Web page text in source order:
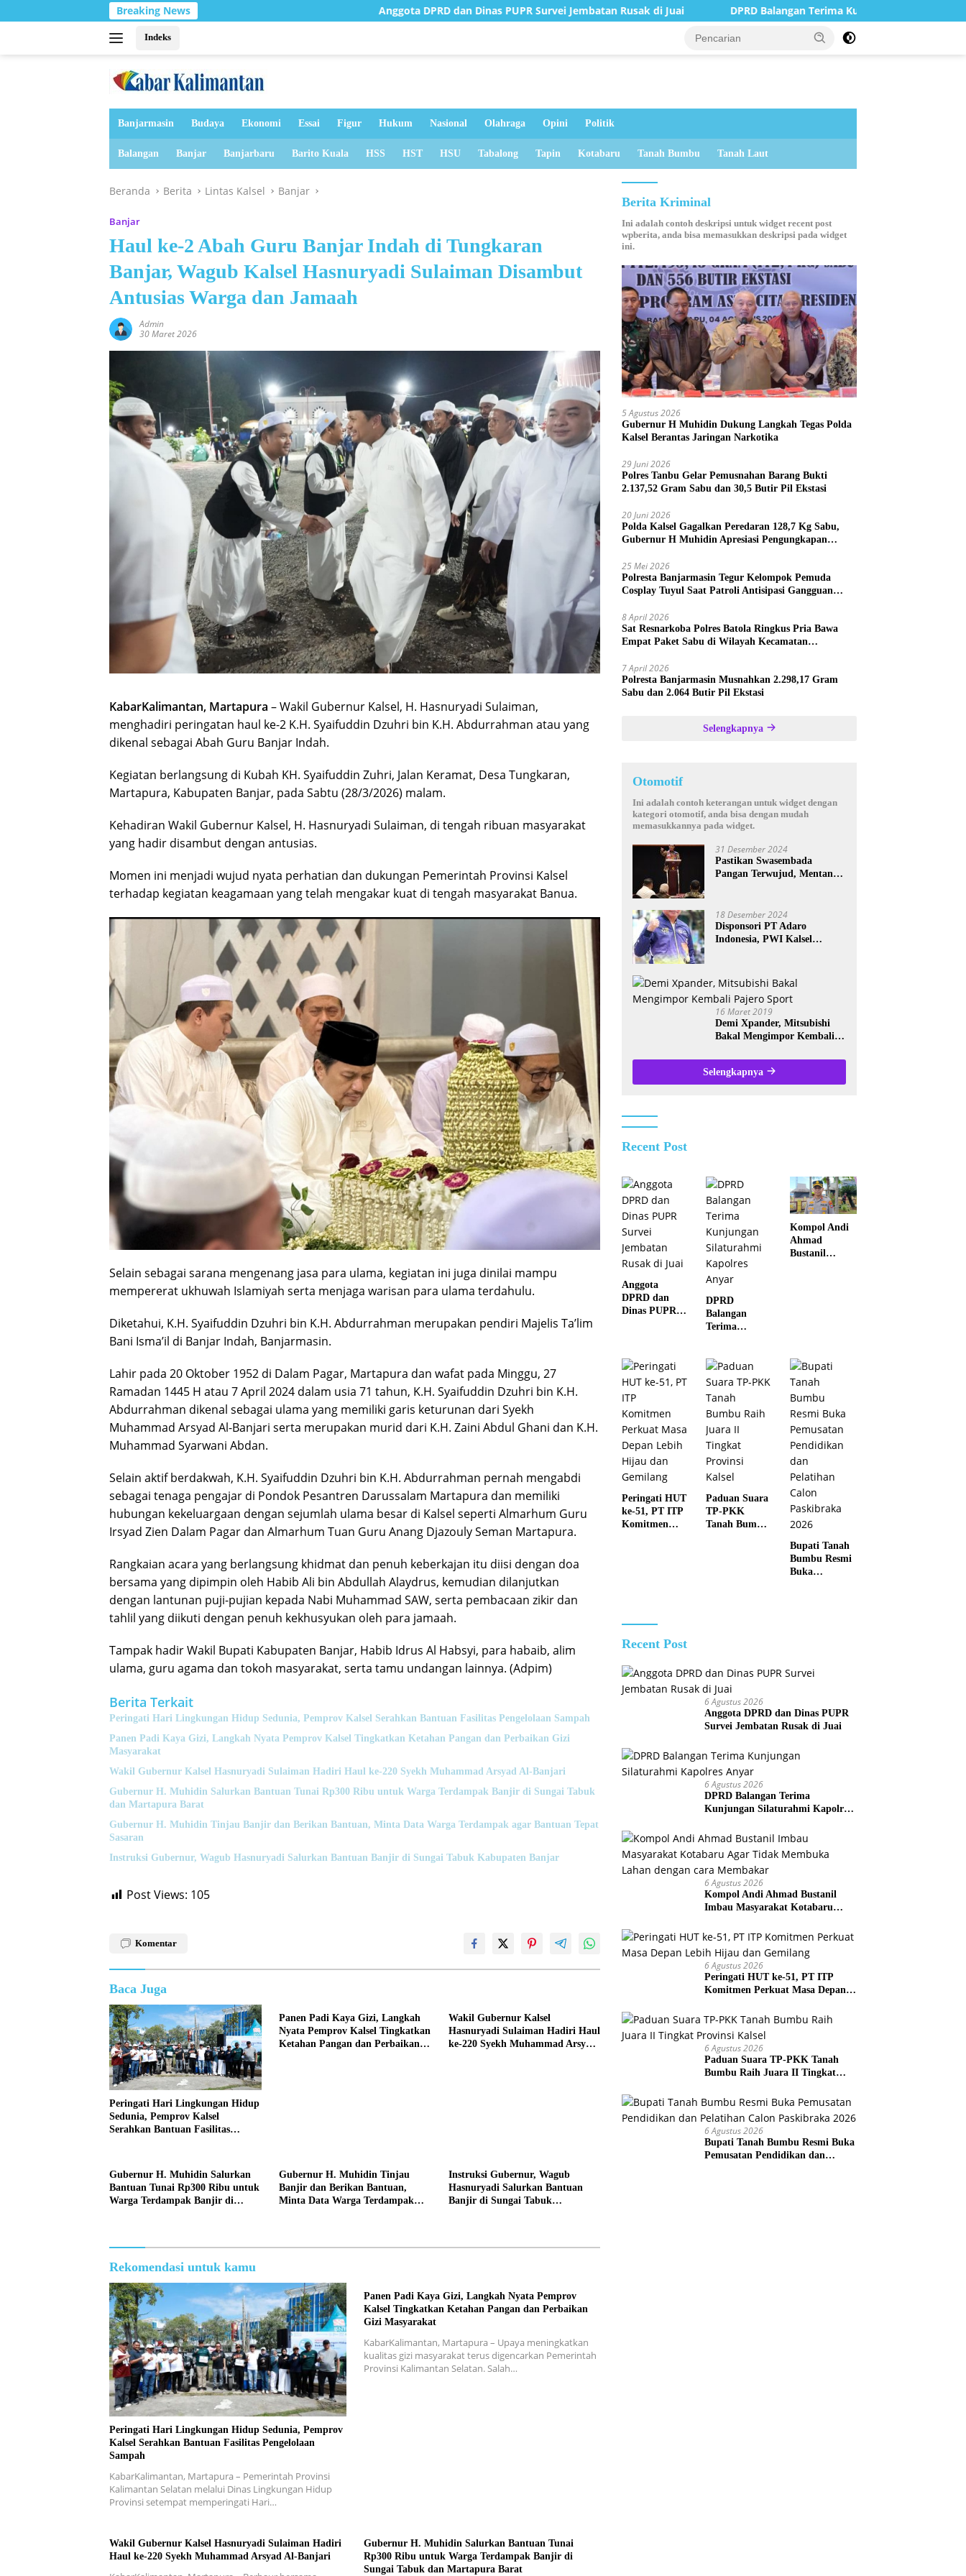
ke
Breaking News Anggota DPRD dan Dinas PUPR Survei Jembatan Rusak di Juai DPRD Balangan Terima Kunjungan Silaturahmi Kapolres Anyar
Indeks
Banjarmasin Budaya Ekonomi Essai Figur Hukum Nasional Olahraga Opini Politik
Balangan Banjar Banjarbaru Barito Kuala HSS HST HSU Tabalong Tapin Kotabaru Tanah Bumbu Tanah Laut
Beranda Berita Lintas Kalsel Banjar
Banjar
Haul ke-2 Abah Guru Banjar Indah di Tungkaran
Banjar, Wagub Kalsel Hasnuryadi Sulaiman Disambut
Antusias Warga dan Jamaah
Admin
30 Maret 2026
KabarKalimantan, Martapura – Wakil Gubernur Kalsel, H. Hasnuryadi Sulaiman,
menghadiri peringatan haul ke-2 K.H. Syaifuddin Dzuhri bin K.H. Abdurrahman atau yang
dikenal sebagai Abah Guru Banjar Indah.
Kegiatan berlangsung di Kubah KH. Syaifuddin Zuhri, Jalan Keramat, Desa Tungkaran,
Martapura, Kabupaten Banjar, pada Sabtu (28/3/2026) malam.
Kehadiran Wakil Gubernur Kalsel, H. Hasnuryadi Sulaiman, di tengah ribuan masyarakat
yang hadir disambut dengan antusias.
Momen ini menjadi wujud nyata perhatian dan dukungan Pemerintah Provinsi Kalsel
terhadap kegiatan keagamaan yang telah mengakar kuat di tengah masyarakat Banua.
Selain sebagai sarana mengenang jasa para ulama, kegiatan ini juga dinilai mampu
mempererat ukhuwah Islamiyah serta menjaga warisan para ulama terdahulu.
Diketahui, K.H. Syaifuddin Dzuhri bin K.H. Abdurrahman merupakan pendiri Majelis Ta’lim
Bani Isma’il di Banjar Indah, Banjarmasin.
Lahir pada 20 Oktober 1952 di Dalam Pagar, Martapura dan wafat pada Minggu, 27
Ramadan 1445 H atau 7 April 2024 dalam usia 71 tahun, K.H. Syaifuddin Dzuhri bin K.H.
Abdurrahman dikenal sebagai ulama yang memiliki garis keturunan dari Syekh
Muhammad Arsyad Al-Banjari serta merupakan murid dari K.H. Zaini Abdul Ghani dan K.H.
Muhammad Syarwani Abdan.
Selain aktif berdakwah, K.H. Syaifuddin Dzuhri bin K.H. Abdurrahman pernah mengabdi
sebagai tenaga pengajar di Pondok Pesantren Darussalam Martapura dan memiliki
hubungan kekeluargaan dengan sejumlah ulama besar di Kalsel seperti Almarhum Guru
Irsyad Zien Dalam Pagar dan Almarhum Tuan Guru Anang Djazouly Seman Martapura.
Rangkaian acara yang berlangsung khidmat dan penuh keberkajan itu diisi dengan doa
bersama yang dipimpin oleh Habib Ali bin Abdullah Alaydrus, kemudian dilanjutkan
dengan lantunan puji-pujian kepada Nabi Muhammad SAW, serta pembacaan zikir dan
tahlil yang diikuti dengan penuh kekhusyukan oleh para jamaah.
Tampak hadir Wakil Bupati Kabupaten Banjar, Habib Idrus Al Habsyi, para habaib, alim
ulama, guru agama dan tokoh masyarakat, serta tamu undangan lainnya. (Adpim)
Berita Terkait
Peringati Hari Lingkungan Hidup Sedunia, Pemprov Kalsel Serahkan Bantuan Fasilitas Pengelolaan Sampah
Panen Padi Kaya Gizi, Langkah Nyata Pemprov Kalsel Tingkatkan Ketahan Pangan dan Perbaikan Gizi
Masyarakat
Wakil Gubernur Kalsel Hasnuryadi Sulaiman Hadiri Haul ke-220 Syekh Muhammad Arsyad Al-Banjari
Gubernur H. Muhidin Salurkan Bantuan Tunai Rp300 Ribu untuk Warga Terdampak Banjir di Sungai Tabuk
dan Martapura Barat
Gubernur H. Muhidin Tinjau Banjir dan Berikan Bantuan, Minta Data Warga Terdampak agar Bantuan Tepat
Sasaran
‎Instruksi Gubernur, Wagub Hasnuryadi Salurkan Bantuan Banjir di Sungai Tabuk Kabupaten Banjar
Post Views: 105
Komentar
Baca Juga
Peringati Hari Lingkungan Hidup
Sedunia, Pemprov Kalsel
Serahkan Bantuan Fasilitas
Panen Padi Kaya Gizi, Langkah
Nyata Pemprov Kalsel Tingkatkan
Ketahan Pangan dan Perbaikan
Wakil Gubernur Kalsel
Hasnuryadi Sulaiman Hadiri Haul
ke-220 Syekh Muhammad Arsyad
Gubernur H. Muhidin Salurkan
Bantuan Tunai Rp300 Ribu untuk
Warga Terdampak Banjir di
Gubernur H. Muhidin Tinjau
Banjir dan Berikan Bantuan,
Minta Data Warga Terdampak
‎Instruksi Gubernur, Wagub
Hasnuryadi Salurkan Bantuan
Banjir di Sungai Tabuk
Rekomendasi untuk kamu
Peringati Hari Lingkungan Hidup Sedunia, Pemprov
Kalsel Serahkan Bantuan Fasilitas Pengelolaan
Sampah
KabarKalimantan, Martapura – Pemerintah Provinsi
Kalimantan Selatan melalui Dinas Lingkungan Hidup
Provinsi setempat memperingati Hari…
Panen Padi Kaya Gizi, Langkah Nyata Pemprov
Kalsel Tingkatkan Ketahan Pangan dan Perbaikan
Gizi Masyarakat
KabarKalimantan, Martapura – Upaya meningkatkan
kualitas gizi masyarakat terus digencarkan Pemerintah
Provinsi Kalimantan Selatan. Salah…
Wakil Gubernur Kalsel Hasnuryadi Sulaiman Hadiri
Haul ke-220 Syekh Muhammad Arsyad Al-Banjari
Gubernur H. Muhidin Salurkan Bantuan Tunai
Rp300 Ribu untuk Warga Terdampak Banjir di
Sungai Tabuk dan Martapura Barat
Berita Kriminal
Ini adalah contoh deskripsi untuk widget recent post
wpberita, anda bisa memasukkan deskripsi pada widget
ini.
5 Agustus 2026
Gubernur H Muhidin Dukung Langkah Tegas Polda
Kalsel Berantas Jaringan Narkotika
29 Juni 2026
Polres Tanbu Gelar Pemusnahan Barang Bukti
2.137,52 Gram Sabu dan 30,5 Butir Pil Ekstasi
20 Juni 2026
Polda Kalsel Gagalkan Peredaran 128,7 Kg Sabu,
Gubernur H Muhidin Apresiasi Pengungkapan
25 Mei 2026
Polresta Banjarmasin Tegur Kelompok Pemuda
Cosplay Tuyul Saat Patroli Antisipasi Gangguan
8 April 2026
Sat Resnarkoba Polres Batola Ringkus Pria Bawa
Empat Paket Sabu di Wilayah Kecamatan
7 April 2026
Polresta Banjarmasin Musnahkan 2.298,17 Gram
Sabu dan 2.064 Butir Pil Ekstasi
Selengkapnya
Otomotif
Ini adalah contoh keterangan untuk widget dengan
kategori otomotif, anda bisa dengan mudah
memasukkannya pada widget.
31 Desember 2024
Pastikan Swasembada
Pangan Terwujud, Mentan
18 Desember 2024
Disponsori PT Adaro
Indonesia, PWI Kalsel
Kalsel
16 Maret 2019
Demi Xpander, Mitsubishi
Bakal Mengimpor Kembali
Selengkapnya
Recent Post
Anggota
DPRD dan
Dinas PUPR
DPRD
Balangan
Terima
Kapolres
Anyar
Kompol Andi
Ahmad
Bustanil
Membakar
Peringati HUT
ke-51, PT ITP
Komitmen
Paduan Suara
TP-PKK
Tanah Bumbu
Bupati Tanah
Bumbu Resmi
Buka
Recent Post
6 Agustus 2026
Anggota DPRD dan Dinas PUPR
Survei Jembatan Rusak di Juai
6 Agustus 2026
DPRD Balangan Terima
Kunjungan Silaturahmi Kapolres
6 Agustus 2026
Kompol Andi Ahmad Bustanil
Imbau Masyarakat Kotabaru
dengan cara Membakar
6 Agustus 2026
Peringati HUT ke-51, PT ITP
Komitmen Perkuat Masa Depan
6 Agustus 2026
Paduan Suara TP-PKK Tanah
Bumbu Raih Juara II Tingkat
6 Agustus 2026
Bupati Tanah Bumbu Resmi Buka
Pemusatan Pendidikan dan